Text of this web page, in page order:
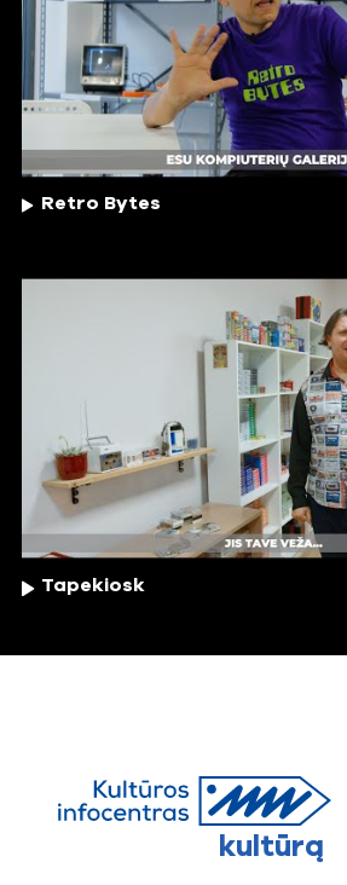
Retro Bytes
Tapekiosk
kultūrą